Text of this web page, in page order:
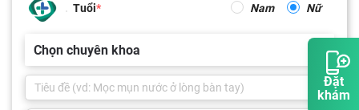
Đặt
khám
Tuổi Nam Nữ
Chọn chuyên khoa